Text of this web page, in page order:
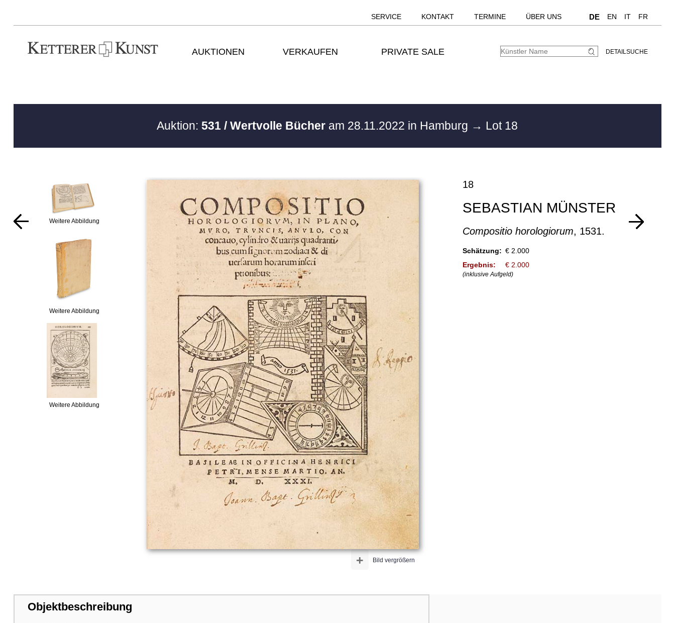
SERVICE KONTAKT TERMINE ÜBER UNS DE EN IT FR
AUKTIONEN VERKAUFEN PRIVATE SALE DETAILSUCHE
Auktion:531 / Wertvolle Bücher am 28.11.2022 in Hamburg → Lot 18
Weitere Abbildung
Weitere Abbildung
Weitere Abbildung
Bild vergrößern
+
18
SEBASTIAN MÜNSTER
Compositio horologiorum, 1531.
Schätzung: € 2.000
Ergebnis:
€ 2.000
(inklusive Aufgeld)
Objektbeschreibung